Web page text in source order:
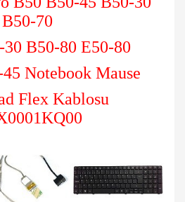
B50-70
30 B50-80 E50-80
Notebook Mause
Flex Kablosu